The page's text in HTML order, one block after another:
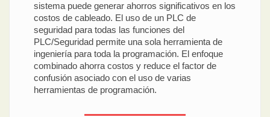
sistema puede generar ahorros significativos en los
costos de cableado. El uso de un PLC de
seguridad para todas las funciones del
PLC/Seguridad permite una sola herramienta de
ingeniería para toda la programación. El enfoque
combinado ahorra costos y reduce el factor de
confusión asociado con el uso de varias
herramientas de programación.